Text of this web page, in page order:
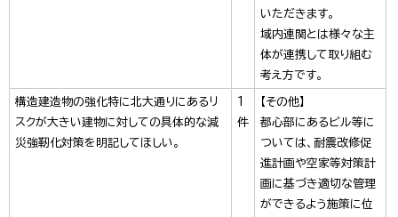
いただきます。
域内連関とは様々な主
体が連携して取り組む
考え方です。
構造建造物の強化特に北大通りにあるリ
スクが大きい建物に対しての具体的な減
災強靭化対策を明記してほしい。
1
件
【その他】
都心部にあるビル等に
ついては、耐震改修促
進計画や空家等対策計
画に基づき適切な管理
ができるよう施策に位